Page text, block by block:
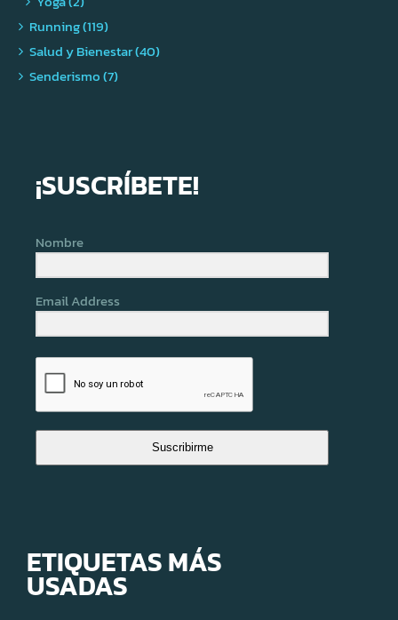
Running (119)
Salud y Bienestar (40)
Senderismo (7)
¡SUSCRÍBETE!
Nombre
Email Address
Suscribirme
ETIQUETAS MÁS
USADAS